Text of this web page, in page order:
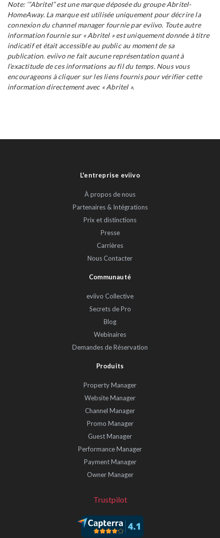
Note: ‘”Abritel” est une marque déposée du groupe Abritel-
HomeAway. La marque est utilisée uniquement pour décrire la
connexion du channel manager fournie par eviivo. Toute autre
information fournie sur « Abritel » est uniquement donnée à titre
indicatif et était accessible au public au moment de sa
publication. eviivo ne fait aucune représentation quant à
l’exactitude de ces informations au fil du temps. Nous vous
encourageons à cliquer sur les liens fournis pour vérifier cette
information directement avec « Abritel ».
L'entreprise eviivo
À propos de nous
Partenaires & Intégrations
Prix et distinctions
Presse
Carrières
Nous Contacter
Communauté
eviivo Collective
Secrets de Pro
Blog
Webinaires
Demandes de Réservation
Produits
Property Manager
Website Manager
Channel Manager
Promo Manager
Guest Manager
Performance Manager
Payment Manager
Owner Manager
Trustpilot